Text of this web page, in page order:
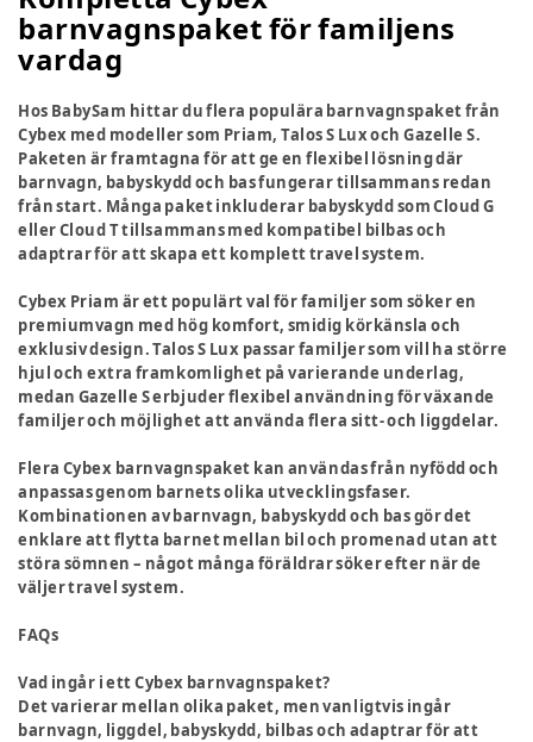
barnvagnspaket för familjens
vardag
Hos BabySam hittar du flera populära barnvagnspaket från
Cybex med modeller som Priam, Talos S Lux och Gazelle S.
Paketen är framtagna för att ge en flexibel lösning där
barnvagn, babyskydd och bas fungerar tillsammans redan
från start. Många paket inkluderar babyskydd som Cloud G
eller Cloud T tillsammans med kompatibel bilbas och
adaptrar för att skapa ett komplett travel system.
Cybex Priam är ett populärt val för familjer som söker en
premiumvagn med hög komfort, smidig körkänsla och
exklusiv design. Talos S Lux passar familjer som vill ha större
hjul och extra framkomlighet på varierande underlag,
medan Gazelle S erbjuder flexibel användning för växande
familjer och möjlighet att använda flera sitt- och liggdelar.
Flera Cybex barnvagnspaket kan användas från nyfödd och
anpassas genom barnets olika utvecklingsfaser.
Kombinationen av barnvagn, babyskydd och bas gör det
enklare att flytta barnet mellan bil och promenad utan att
störa sömnen – något många föräldrar söker efter när de
väljer travel system.
FAQs
Vad ingår i ett Cybex barnvagnspaket?
Det varierar mellan olika paket, men vanligtvis ingår
barnvagn, liggdel, babyskydd, bilbas och adaptrar för att